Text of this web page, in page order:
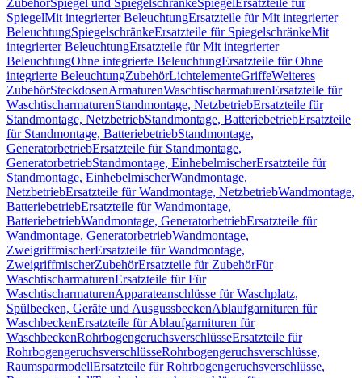
ZubehörSpiegel und SpiegelschränkeSpiegel Ersatzteile für
SpiegelMit integrierter BeleuchtungErsatzteile für Mit integrierter
BeleuchtungSpiegelschränkeErsatzteile für SpiegelschränkeMit
integrierter BeleuchtungErsatzteile für Mit integrierter
BeleuchtungOhne integrierte BeleuchtungErsatzteile für Ohne
integrierte BeleuchtungZubehörLichtelementeGriffeWeiteres
ZubehörSteckdosenArmaturenWaschtischarmaturenErsatzteile für
WaschtischarmaturenStandmontage, NetzbetriebErsatzteile für
Standmontage, NetzbetriebStandmontage, BatteriebetriebErsatzteile
für Standmontage, BatteriebetriebStandmontage,
GeneratorbetriebErsatzteile für Standmontage,
GeneratorbetriebStandmontage, EinhebelmischerErsatzteile für
Standmontage, EinhebelmischerWandmontage,
NetzbetriebErsatzteile für Wandmontage, NetzbetriebWandmontage,
BatteriebetriebErsatzteile für Wandmontage,
BatteriebetriebWandmontage, GeneratorbetriebErsatzteile für
Wandmontage, GeneratorbetriebWandmontage,
ZweigriffmischerErsatzteile für Wandmontage,
ZweigriffmischerZubehörErsatzteile für ZubehörFür
WaschtischarmaturenErsatzteile für Für
WaschtischarmaturenApparateanschlüsse für Waschplatz,
Spülbecken, Geräte und AusgussbeckenAblaufgarnituren für
WaschbeckenErsatzteile für Ablaufgarnituren für
WaschbeckenRohrbogengeruchsverschlüsseErsatzteile für
RohrbogengeruchsverschlüsseRohrbogengeruchsverschlüsse,
RaumsparmodellErsatzteile für Rohrbogengeruchsverschlüsse,